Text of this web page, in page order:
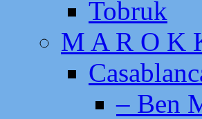
Tobruk
M A R O K
– Ben